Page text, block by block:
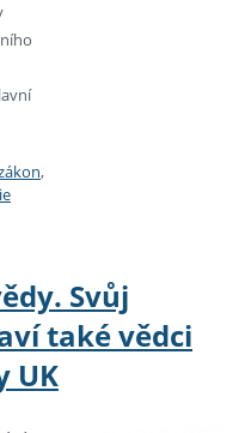
,
Svůj
také vědci
UK